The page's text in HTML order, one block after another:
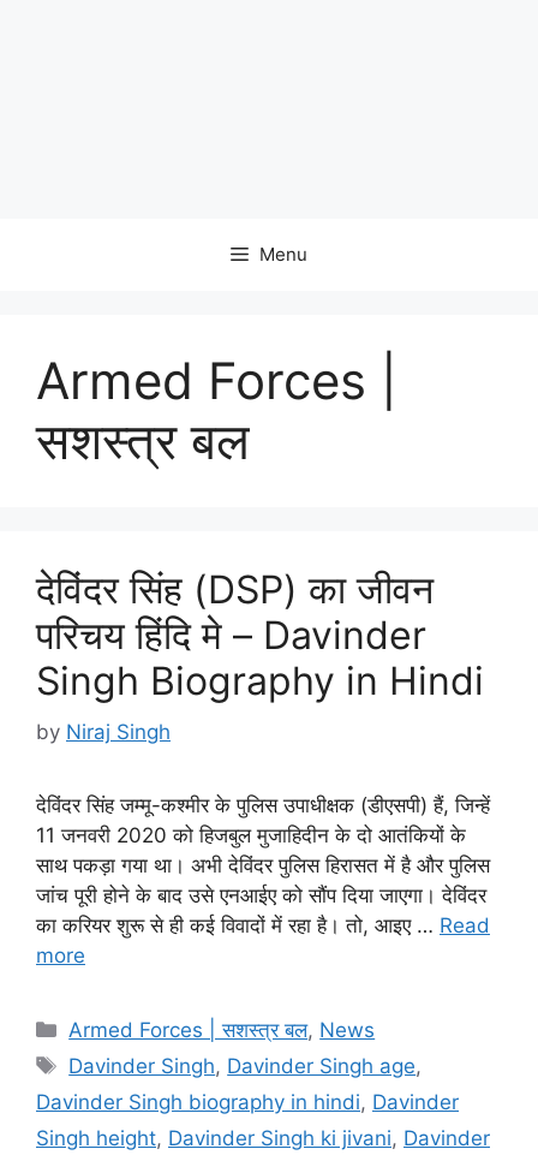
Menu
Armed Forces |
सशस्त्र बल
देविंदर सिंह (DSP) का जीवन
परिचय हिंदि मे – Davinder
Singh Biography in Hindi
by Niraj Singh
देविंदर सिंह जम्मू-कश्मीर के पुलिस उपाधीक्षक (डीएसपी) हैं, जिन्हें
11 जनवरी 2020 को हिजबुल मुजाहिदीन के दो आतंकियों के
साथ पकड़ा गया था। अभी देविंदर पुलिस हिरासत में है और पुलिस
जांच पूरी होने के बाद उसे एनआईए को सौंप दिया जाएगा। देविंदर
का करियर शुरू से ही कई विवादों में रहा है। तो, आइए … Read
more
Categories
Armed Forces | सशस्त्र बल, News
Tags
Davinder Singh, Davinder Singh age,
Davinder Singh biography in hindi, Davinder
Singh height, Davinder Singh ki jivani, Davinder